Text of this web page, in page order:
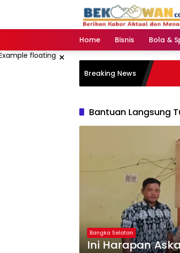
Home
Bisnis Bola &
×
Breaking News
Bantuan Langsung
Bangka Selatan
Ini Harapan